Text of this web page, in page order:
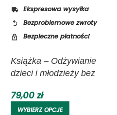
Ekspresowa wysyłka
Bezproblemowe zwroty
Bezpieczne płatności
Książka – Odżywianie
dzieci i młodzieży bez
Rodzeń
79,00zł
WYBIERZ OPCJE